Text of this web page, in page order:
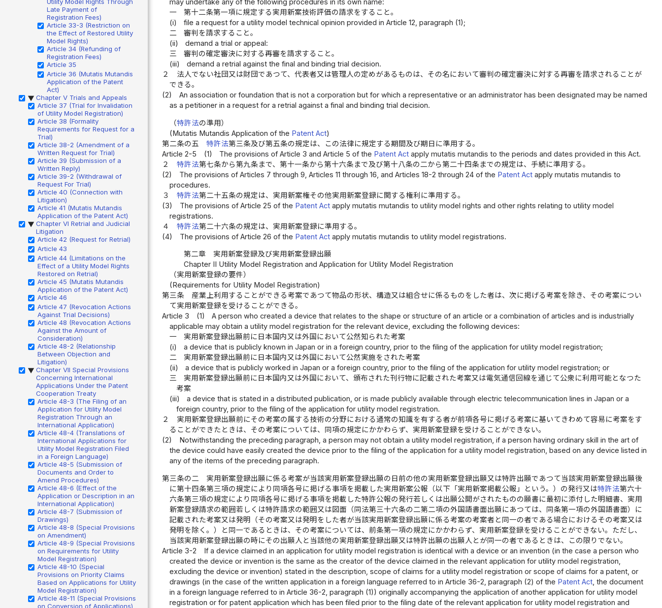
Late Payment of
Registration Fees)
Article 33-3 (Restriction on
the Effect of Restored Utility
Model Rights)
Article 34 (Refunding of
Registration Fees)
Article 35
Article 36 (Mutatis Mutandis
Application of the Patent
Act)
▶ Chapter V Trials and Appeals
Article 37 (Trial for Invalidation
of Utility Model Registration)
Article 38 (Formality
Requirements for Request for a
Trial)
Article 38-2 (Amendment of a
Written Request for Trial)
Article 39 (Submission of a
Written Reply)
Article 39-2 (Withdrawal of
Request For Trial)
Article 40 (Connection with
Litigation)
Article 41 (Mutatis Mutandis
Application of the Patent Act)
▶ Chapter VI Retrial and Judicial
Litigation
Article 42 (Request for Retrial)
Article 43
Article 44 (Limitations on the
Effect of a Utility Model Rights
Restored on Retrial)
Article 45 (Mutatis Mutandis
Application of the Patent Act)
Article 46
Article 47 (Revocation Actions
Against Trial Decisions)
Article 48 (Revocation Actions
Against the Amount of
Consideration)
Article 48-2 (Relationship
Between Objection and
Litigation)
▶ Chapter VII Special Provisions
Concerning International
Applications Under the Patent
Cooperation Treaty
Article 48-3 (The Filing of an
Application for Utility Model
Registration Through an
International Application)
Article 48-4 (Translations of
International Applications for
Utility Model Registration Filed
in a Foreign Language)
Article 48-5 (Submission of
Documents and Order to
Amend Procedures)
Article 48-6 (Effect of the
Application or Description in an
International Application)
Article 48-7 (Submission of
Drawings)
Article 48-8 (Special Provisions
on Amendment)
Article 48-9 (Special Provisions
on Requirements for Utility
Model Registration)
Article 48-10 (Special
Provisions on Priority Claims
Based on Applications for Utility
Model Registration)
Article 48-11 (Special Provisions
on Conversion of Applications)
may undertake any of the following procedures in its own name:
一
第十二条第一項に規定する実用新案技術評価の請求をすること。
(i)
file a request for a utility model technical opinion provided in Article 12, paragraph (1);
二
審判を請求すること。
(ii)
demand a trial or appeal:
三
審判の確定審決に対する再審を請求すること。
(iii)
demand a retrial against the final and binding trial decision.
２
法人でない社団又は財団であつて、代表者又は管理人の定めがあるものは、その名において審判の確定審決に対する再審を請求されることが
できる。
(2)
An association or foundation that is not a corporation but for which a representative or an administrator has been designated may be named
as a petitioner in a request for a retrial against a final and binding trial decision.
（特許法の準用）
(Mutatis Mutandis Application of the Patent Act)
第二条の五
特許法第三条及び第五条の規定は、この法律に規定する期間及び期日に準用する。
Article 2-5
(1) The provisions of Article 3 and Article 5 of the Patent Act apply mutatis mutandis to the periods and dates provided in this Act.
２
特許法第七条から第九条まで、第十一条から第十六条まで及び第十八条の二から第二十四条までの規定は、手続に準用する。
(2)
The provisions of Articles 7 through 9, Articles 11 through 16, and Articles 18-2 through 24 of the Patent Actapply mutatis mutandis to
procedures.
３
特許法第二十五条の規定は、実用新案権その他実用新案登録に関する権利に準用する。
(3)
The provisions of Article 25 of the Patent Actapply mutatis mutandis to utility model rights and other rights relating to utility model
registrations.
４
特許法第二十六条の規定は、実用新案登録に準用する。
(4)
The provisions of Article 26 of the Patent Actapply mutatis mutandis to utility model registrations.
第二章 実用新案登録及び実用新案登録出願
Chapter II Utility Model Registration and Application for Utility Model Registration
（実用新案登録の要件）
(Requirements for Utility Model Registration)
第三条
産業上利用することができる考案であつて物品の形状、構造又は組合せに係るものをした者は、次に掲げる考案を除き、その考案につい
て実用新案登録を受けることができる。
Article 3
(1)
A person who created a device that relates to the shape or structure of an article or a combination of articles and is industrially
applicable may obtain a utility model registration for the relevant device, excluding the following devices:
一
実用新案登録出願前に日本国内又は外国において公然知られた考案
(i)
a device that is publicly known in Japan or in a foreign country, prior to the filing of the application for utility model registration;
二
実用新案登録出願前に日本国内又は外国において公然実施をされた考案
(ii)
a device that is publicly worked in Japan or a foreign country, prior to the filing of the application for utility model registration; or
三
実用新案登録出願前に日本国内又は外国において、頒布された刊行物に記載された考案又は電気通信回線を通じて公衆に利用可能となつた
考案
(iii)
a device that is stated in a distributed publication, or is made publicly available through electric telecommunication lines in Japan or a
foreign country, prior to the filing of the application for utility model registration.
２
実用新案登録出願前にその考案の属する技術の分野における通常の知識を有する者が前項各号に掲げる考案に基いてきわめて容易に考案をす
ることができたときは、その考案については、同項の規定にかかわらず、実用新案登録を受けることができない。
(2)
Notwithstanding the preceding paragraph, a person may not obtain a utility model registration, if a person having ordinary skill in the art of
the device could have easily created the device prior to the filing of the application for a utility model registration, based on any device listed in
any of the items of the preceding paragraph.
第三条の二
実用新案登録出願に係る考案が当該実用新案登録出願の日前の他の実用新案登録出願又は特許出願であつて当該実用新案登録出願後
に第十四条第三項の規定により同項各号に掲げる事項を掲載した実用新案公報（以下「実用新案掲載公報」という。）の発行又は特許法第六十
六条第三項の規定により同項各号に掲げる事項を掲載した特許公報の発行若しくは出願公開がされたものの願書に最初に添付した明細書、実用
新案登録請求の範囲若しくは特許請求の範囲又は図面（同法第三十六条の二第二項の外国語書面出願にあつては、同条第一項の外国語書面）に
記載された考案又は発明（その考案又は発明をした者が当該実用新案登録出願に係る考案の考案者と同一の者である場合におけるその考案又は
発明を除く。）と同一であるときは、その考案については、前条第一項の規定にかかわらず、実用新案登録を受けることができない。ただし、
当該実用新案登録出願の時にその出願人と当該他の実用新案登録出願又は特許出願の出願人とが同一の者であるときは、この限りでない。
Article 3-2
If a device claimed in an application for utility model registration is identical with a device or an invention (in the case a person who
created the device or invention is the same as the creator of the device claimed in the relevant application for utility model registration,
excluding the device or invention) stated in the description, scope of claims for a utility model registration or scope of claims for a patent, or
drawings (in the case of the written application in a foreign language referred to in Article 36-2, paragraph (2) of the Patent Act, the document
in a foreign language referred to in Article 36-2, paragraph (1)) originally accompanying the application of another application for utility model
registration or for patent application which has been filed prior to the filing date of the relevant application for utility model registration and